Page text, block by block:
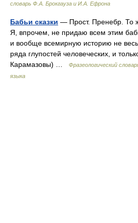
словарь Ф.А. Брокгауза и И.А. Ефрона
Бабьи сказки — Прост. Пренебр. То
Я, впрочем, не придаю всем этим
и вообще всемирную историю не
ряда глупостей человеческих, и
Карамазовы) …
Фразеологический
языка